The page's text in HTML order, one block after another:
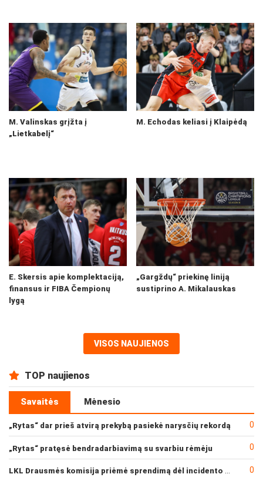
M. Valinskas grįžta į
„Lietkabelį“
M. Echodas keliasi į Klaipėdą
E. Skersis apie komplektaciją,
finansus ir FIBA Čempionų
lygą
„Gargždų“ priekinę liniją
sustiprino A. Mikalauskas
VISOS NAUJIENOS
TOP naujienos
Savaitės Mėnesio
„Rytas“ dar prieš atvirą prekybą pasiekė narysčių rekordą 0
„Rytas“ pratęsė bendradarbiavimą su svarbiu rėmėju 0
0